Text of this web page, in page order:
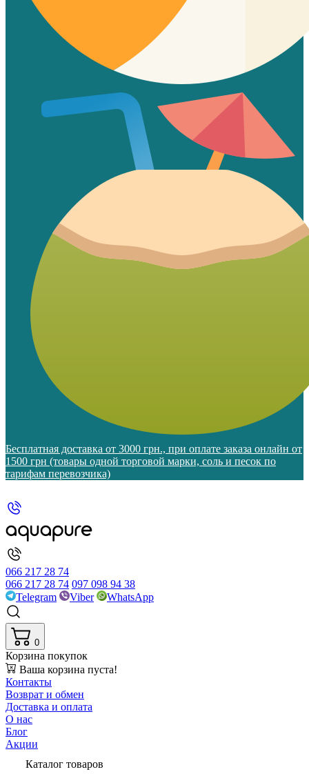
Бесплатная доставка от 3000 грн., при оплате заказа онлайн от
1500 грн (товары одной торговой марки, соль и песок по
тарифам перевозчика)
066 217 28 74
066 217 28 74 097 098 94 38
Telegram
Viber WhatsApp
0
Корзина покупок
Ваша корзина пуста!
Контакты
Возврат и обмен
Доставка и оплата
О нас
Блог
Акции
Каталог товаров